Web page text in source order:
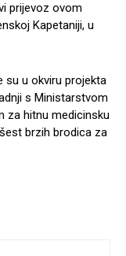
prijevoz ovom
Kapetaniji, u
su u okviru projekta
s Ministarstvom
za hitnu medicinsku
brzih brodica za